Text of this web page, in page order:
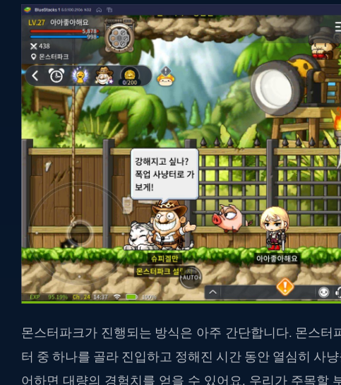
몬스터파크가 진행되는 방식은 아주 간단합니다. 몬스터
터 중 하나를 골라 진입하고 정해진 시간 동안 열심히 사
어하면 대량의 경험치를 얻을 수 있어요. 우리가 주목할